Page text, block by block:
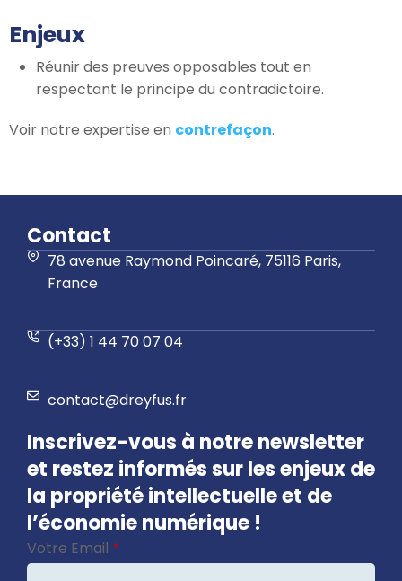
Enjeux
Réunir des preuves opposables tout en
respectant le principe du contradictoire.
Voir notre expertise en contrefaçon.
Contact
78 avenue Raymond Poincaré, 75116 Paris,
France
(+33) 1 44 70 07 04
contact@dreyfus.fr
Inscrivez-vous à notre newsletter
et restez informés sur les enjeux de
la propriété intellectuelle et de
l’économie numérique !
Votre Email *